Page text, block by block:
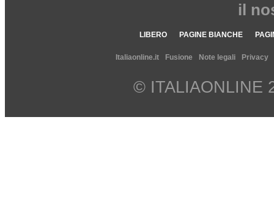
il
LIBERO PAGINE BIANCHE
Italiaonline.it Fusione Note legali Privacy
© ITALIAONLINE